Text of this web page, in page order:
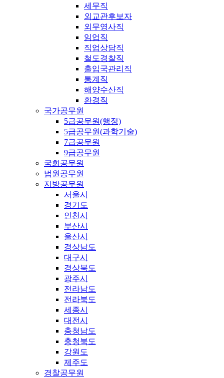
세무직
외교관후보자
외무영사직
임업직
직업상담직
철도경찰직
출입국관리직
통계직
해양수산직
환경직
국가공무원
5급공무원(행정)
5급공무원(과학기술)
7급공무원
9급공무원
국회공무원
법원공무원
지방공무원
서울시
경기도
인천시
부산시
울산시
경상남도
대구시
경상북도
광주시
전라남도
전라북도
세종시
대전시
충청남도
충청북도
강원도
제주도
경찰공무원